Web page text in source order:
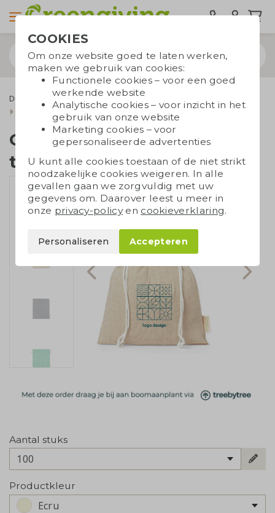
Duurzame tassen Draagtassen
Tassen van gerecycled katoen
Gerecyclede trekkoordtas
Gerecyclede
trekkoordtas
Aantal stuks
100
Productkleur
Ecru
COOKIES
Om onze website goed te laten werken,
maken we gebruik van cookies:
Functionele cookies – voor een goed
werkende website
Analytische cookies – voor inzicht in het
gebruik van onze website
Marketing cookies – voor
gepersonaliseerde advertenties
U kunt alle cookies toestaan of de niet strikt
noodzakelijke cookies weigeren. In alle
gevallen gaan we zorgvuldig met uw
gegevens om. Daarover leest u meer in
onze privacy-policyen cookieverklaring.
Personaliseren Accepteren